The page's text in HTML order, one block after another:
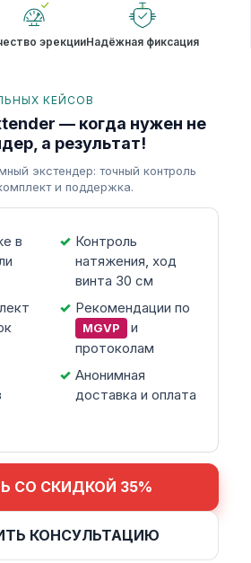
эрекцииНадёжная фиксация
КЕЙСОВ
— когда нужен не
а результат!
экстендер: точный контроль
и поддержка.
в
Контроль
натяжения, ход
винта 30 см
Рекомендации по
MGVP
и
протоколам
Анонимная
доставка и оплата
СО СКИДКОЙ 35%
КОНСУЛЬТАЦИЮ